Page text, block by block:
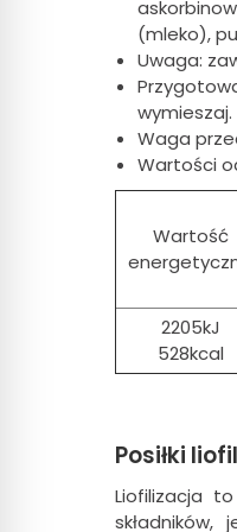
(mleko),
Uwaga:
Waga
Wartości
Wartość
2205kJ
528kcal
Posiłki
Liofilizacja
składników,